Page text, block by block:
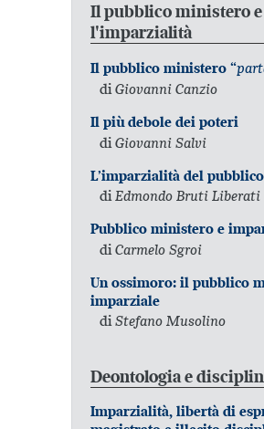
Il pubblico ministero e
l'imparzialità
Il pubblico ministero “
diGiovanni Canzio
Il più debole dei poteri
diGiovanni Salvi
L’imparzialità del
diEdmondo Bruti Liberati
Pubblico ministero e
diCarmelo Sgroi
Un ossimoro: il pubblico
imparziale
diStefano Musolino
Deontologia e
Imparzialità, libertà di